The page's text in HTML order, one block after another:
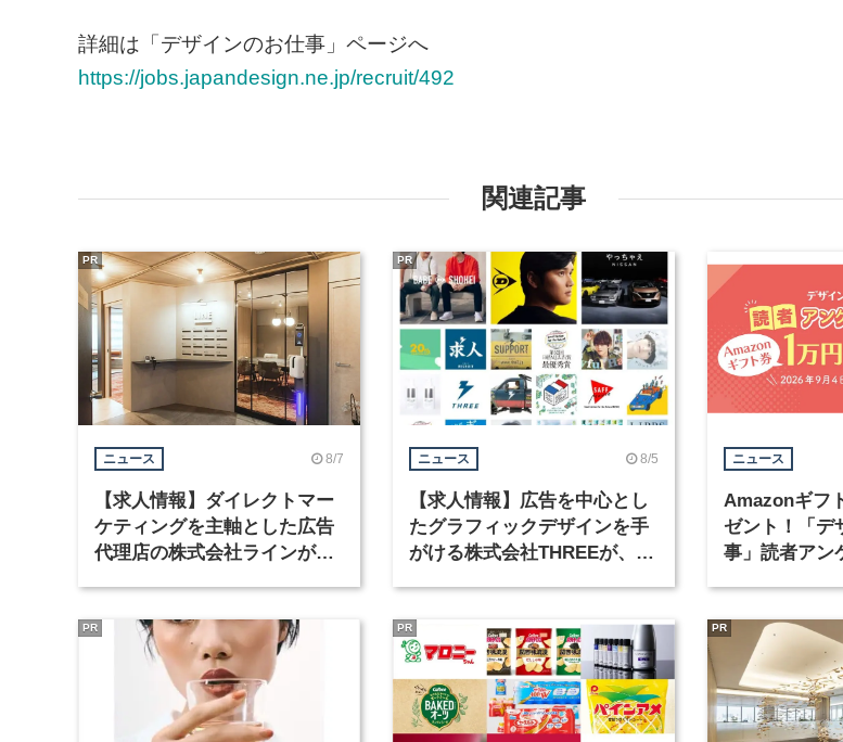
詳細は「デザインのお仕事」ページへ
https://jobs.japandesign.ne.jp/recruit/492
関連記事
ニュース 8/7
【求人情報】ダイレクトマー
ケティングを主軸とした広告
代理店の株式会社ラインが、
PR
ニュース 8/5
【求人情報】広告を中心とし
たグラフィックデザインを手
がける株式会社THREEが、グ
PR
ニュース
Amazonギフ
ゼント！「デ
事」読者アン
PR PR PR